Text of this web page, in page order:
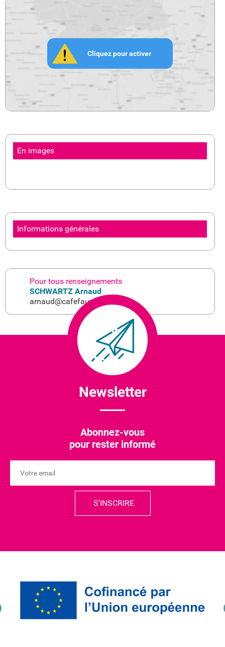
Cliquez pour activer
En images
Informations générales
Pour tous renseignements
SCHWARTZ Arnaud
arnaud@cafefauve.fr
Newsletter
Abonnez-vous
pour rester informé